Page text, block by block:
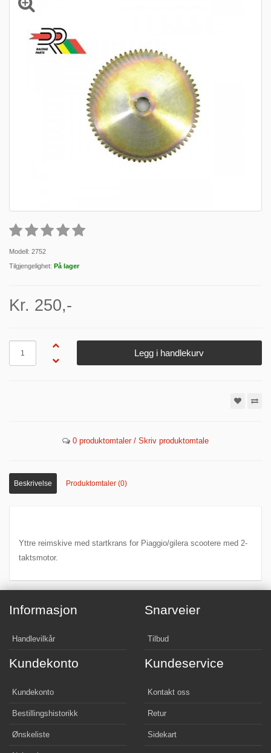
Modell: 2752
Tilgjengelighet: På lager
Kr. 250,-
Legg i handlekurv
0 produktomtaler / Skriv produktomtale
Beskrivelse Produktomtaler (0)
Yttre reimskive med startkrans for Piaggio/gilera scootere med 2-
taktsmotor.
Informasjon
Handlevilkår
Snarveier
Tilbud
Kundekonto
Kundekonto
Bestillingshistorikk
Ønskeliste
Kundeservice
Kontakt oss
Retur
Sidekart